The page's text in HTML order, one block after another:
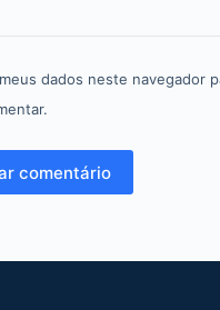
dados neste navegador
comentário